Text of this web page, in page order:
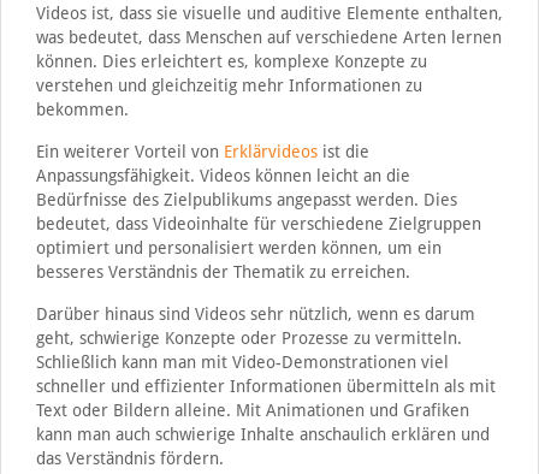
Videos ist, dass sie visuelle und auditive Elemente enthalten,
was bedeutet, dass Menschen auf verschiedene Arten lernen
können. Dies erleichtert es, komplexe Konzepte zu
verstehen und gleichzeitig mehr Informationen zu
bekommen.
Ein weiterer Vorteil von Erklärvideosist die
Anpassungsfähigkeit. Videos können leicht an die
Bedürfnisse des Zielpublikums angepasst werden. Dies
bedeutet, dass Videoinhalte für verschiedene Zielgruppen
optimiert und personalisiert werden können, um ein
besseres Verständnis der Thematik zu erreichen.
Darüber hinaus sind Videos sehr nützlich, wenn es darum
geht, schwierige Konzepte oder Prozesse zu vermitteln.
Schließlich kann man mit Video-Demonstrationen viel
schneller und effizienter Informationen übermitteln als mit
Text oder Bildern alleine. Mit Animationen und Grafiken
kann man auch schwierige Inhalte anschaulich erklären und
das Verständnis fördern.